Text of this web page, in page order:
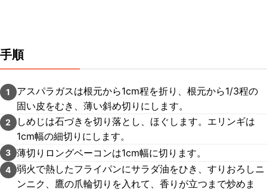
手順
1
アスパラガスは根元から1cm程を折り、根元から1/3程の
固い皮をむき、薄い斜め切りにします。
2
しめじは石づきを切り落とし、ほぐします。エリンギは
1cm幅の細切りにします。
3 薄切りロングベーコンは1cm幅に切ります。
4 弱火で熱したフライパンにサラダ油をひき、すりおろしニ
ンニク、鷹の爪輪切りを入れて、香りが立つまで炒めま